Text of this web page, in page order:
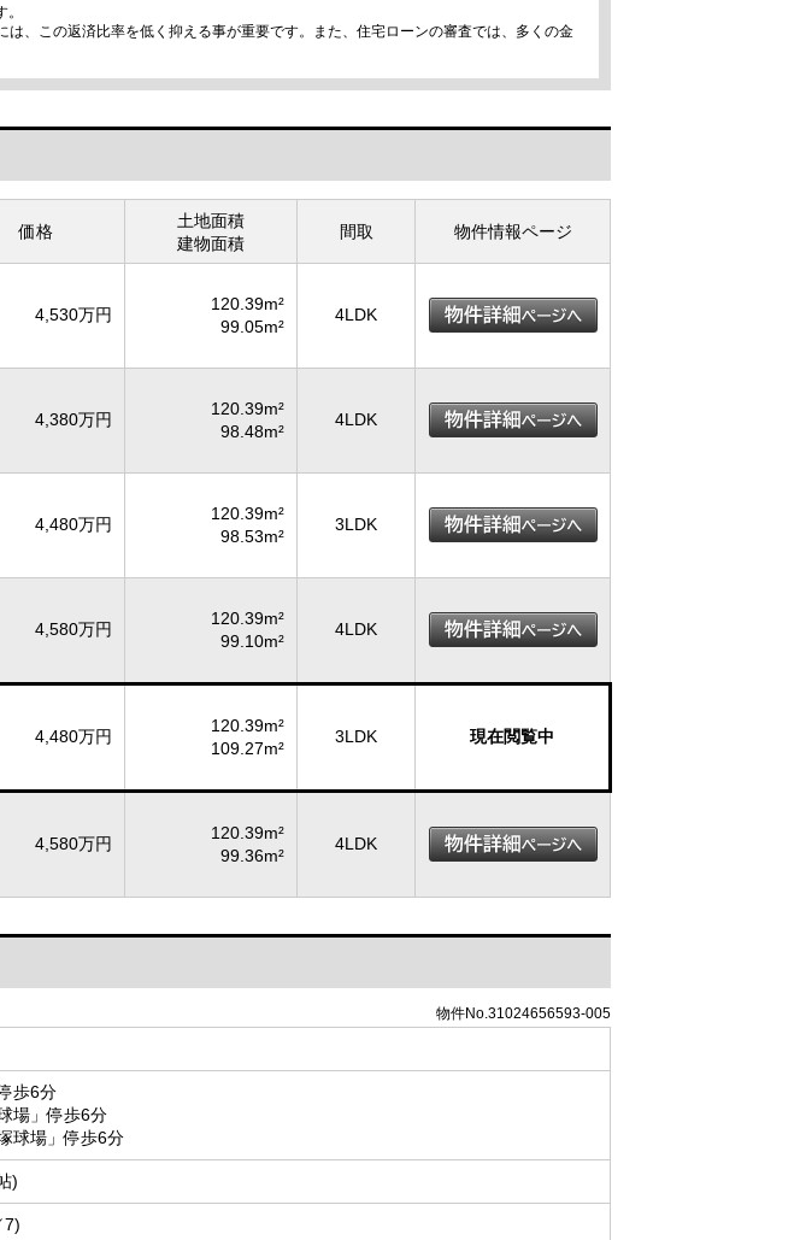
この返済比率を低く抑える事が重要です。また、住宅ローンの審査では、多くの金
価格
土地面積
建物面積
間取 物件情報ページ
4,530万円
120.39m²
99.05m²
4LDK
4,380万円
120.39m²
98.48m²
4LDK
4,480万円
120.39m²
98.53m²
3LDK
4,580万円
120.39m²
99.10m²
4LDK
4,480万円
120.39m²
109.27m²
3LDK 現在閲覧中
4,580万円
120.39m²
99.36m²
4LDK
物件No.31024656593-005
歩6分
場」停歩6分
球場」停歩6分
)
7)